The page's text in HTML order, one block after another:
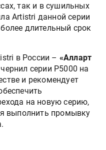
так и в сушильных
Artistri данной серии
длительный срок
в России – «Алларт
серии P5000 на
и рекомендует
на новую серию,
выполнить промывку